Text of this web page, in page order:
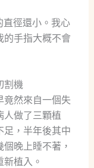
直徑還小。我心
的手指大概不會
割機
竟然來自一個失
人做了三顆植
足，半年後其中
晚上睡不著，
植入。